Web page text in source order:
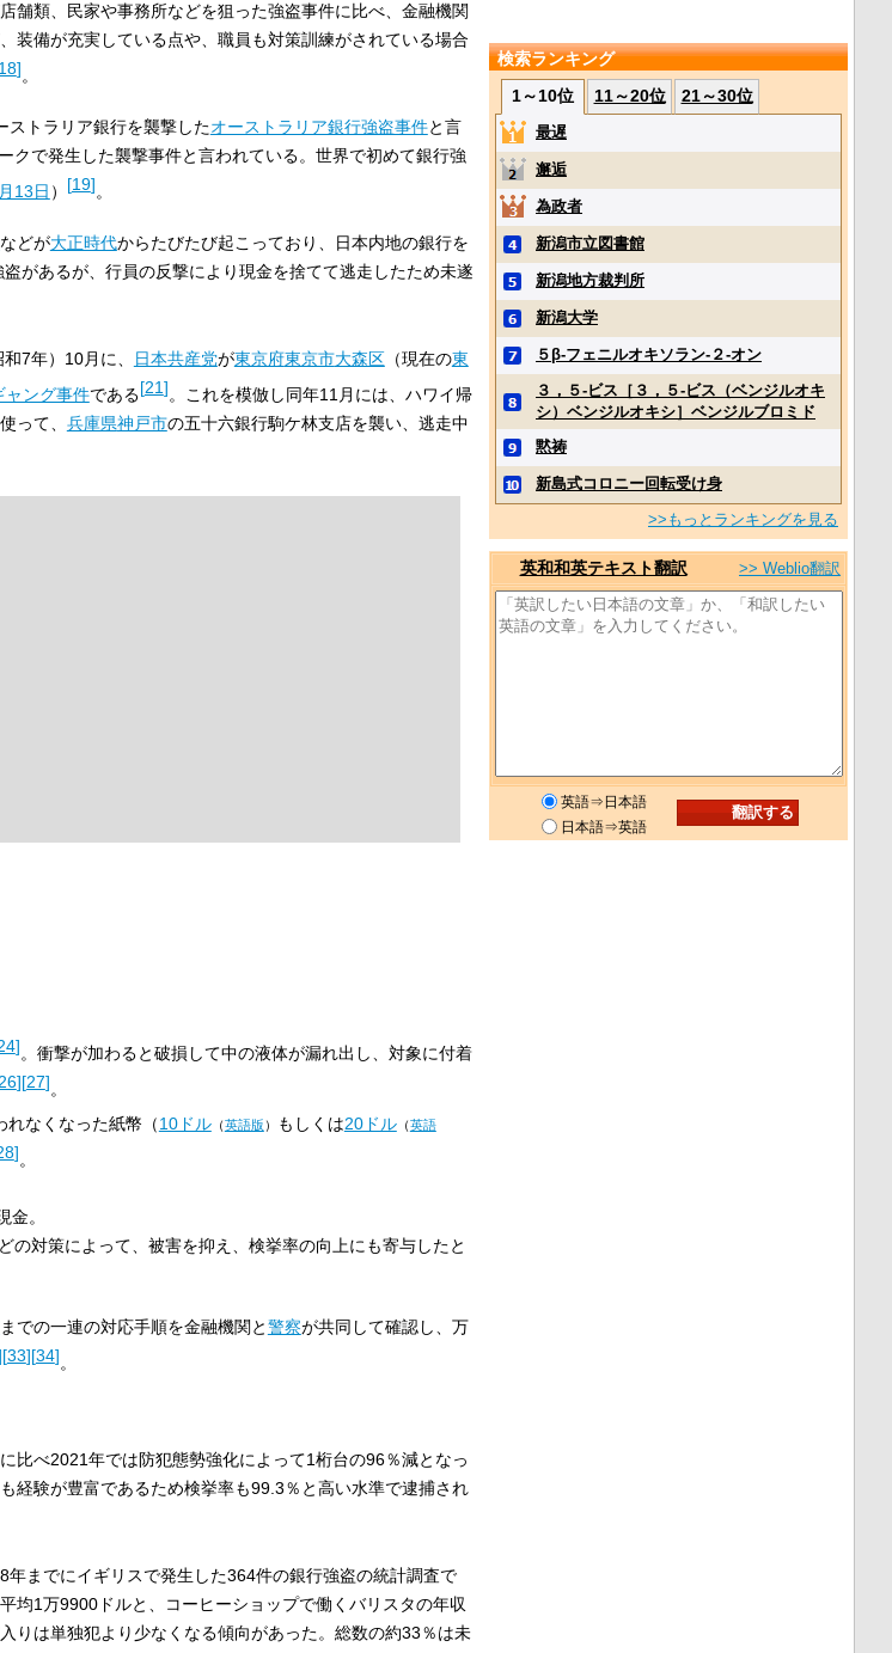
舗類、民家や事務所などを狙った強盗事件に比べ、金融機関
装備が充実している点や、職員も対策訓練がされている場合
]。
ストラリア銀行を襲撃したオーストラリア銀行強盗事件と言
クで発生した襲撃事件と言われている。世界で初めて銀行強
13日 ） [19]。
などが大正時代からたびたび起こっており、日本内地の銀行を
があるが、行員の反撃により現金を捨てて逃走したため未遂
7年）10月に、 日本共産党が東京府東京市大森区（現在の東
ャング事件である[21]。これを模倣し同年11月には、ハワイ帰
って、 兵庫県神戸市の五十六銀行駒ケ林支店を襲い、逃走中
]。衝撃が加わると破損して中の液体が漏れ出し、対象に付着
][27]。
れなくなった紙幣（10ドル（英語版） もしくは20ドル（英語
]。
。
の対策によって、被害を抑え、検挙率の向上にも寄与したと
までの一連の対応手順を金融機関と警察が共同して確認し、万
[33][34]。
比べ2021年では防犯態勢強化によって1桁台の96％減となっ
経験が豊富であるため検挙率も99.3％と高い水準で逮捕され
までにイギリスで発生した364件の銀行強盗の統計調査で
均1万9900ドルと、コーヒーショップで働くバリスタの年収
りは単独犯より少なくなる傾向があった。総数の約33％は未
検索ランキング
1～10位
11～20位 21～30位
最遅
邂逅
為政者
新潟市立図書館
新潟地方裁判所
新潟大学
５β‐フェニルオキソラン‐２‐オン
３，５‐ビス［３，５‐ビス（ベンジルオキ
シ）ベンジルオキシ］ベンジルブロミド
黙祷
新島式コロニー回転受け身
>>もっとランキングを見る
英和和英テキスト翻訳 >> Weblio翻訳
英語⇒日本語
日本語⇒英語